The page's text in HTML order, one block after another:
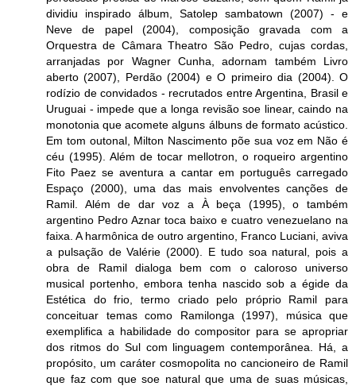
dividiu inspirado álbum, Satolep sambatown (2007) - e
Neve de papel (2004), composição gravada com a
Orquestra de Câmara Theatro São Pedro, cujas cordas,
arranjadas por Wagner Cunha, adornam também Livro
aberto (2007), Perdão (2004) e O primeiro dia (2004). O
rodízio de convidados - recrutados entre Argentina, Brasil e
Uruguai - impede que a longa revisão soe linear, caindo na
monotonia que acomete alguns álbuns de formato acústico.
Em tom outonal, Milton Nascimento põe sua voz em Não é
céu (1995). Além de tocar mellotron, o roqueiro argentino
Fito Paez se aventura a cantar em português carregado
Espaço (2000), uma das mais envolventes canções de
Ramil. Além de dar voz a À beça (1995), o também
argentino Pedro Aznar toca baixo e cuatro venezuelano na
faixa. A harmônica de outro argentino, Franco Luciani, aviva
a pulsação de Valérie (2000). E tudo soa natural, pois a
obra de Ramil dialoga bem com o caloroso universo
musical portenho, embora tenha nascido sob a égide da
Estética do frio, termo criado pelo próprio Ramil para
conceituar temas como Ramilonga (1997), música que
exemplifica a habilidade do compositor para se apropriar
dos ritmos do Sul com linguagem contemporânea. Há, a
propósito, um caráter cosmopolita no cancioneiro de Ramil
que faz com que soe natural que uma de suas músicas,